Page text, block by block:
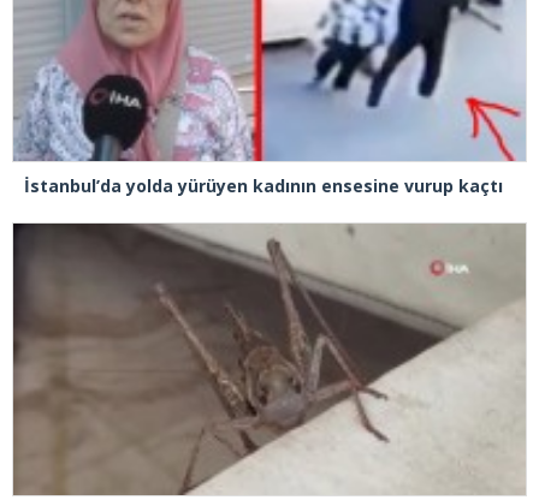
İstanbul’da yolda yürüyen kadının ensesine vurup kaçtı